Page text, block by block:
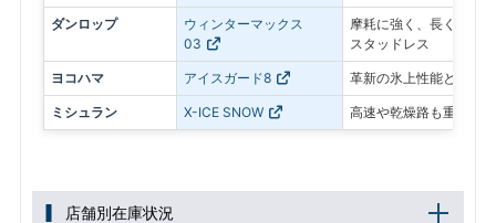
ダンロップ
ウィンターマックス
03
摩耗に強く、長く使い
スタッドレス
ヨコハマ アイスガード8 革新の氷上性能と静粛
ミシュラン X-ICE SNOW 高速や乾燥路も重視し
店舗別在庫状況